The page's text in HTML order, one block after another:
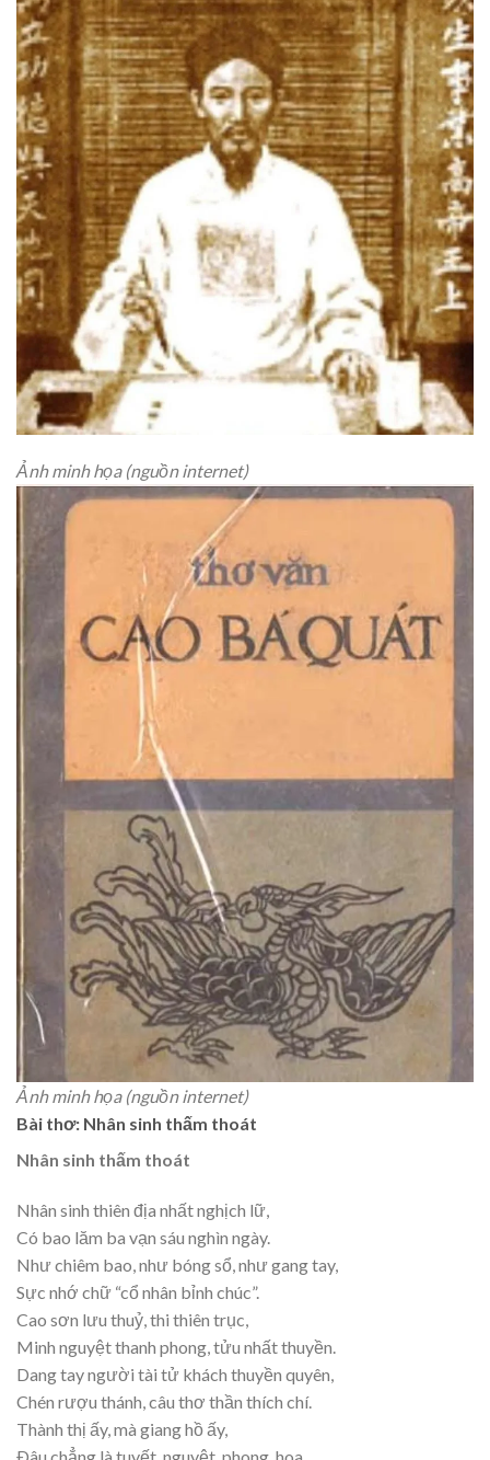
Ảnh minh họa (nguồn internet)
Ảnh minh họa (nguồn internet)
Bài thơ: Nhân sinh thấm thoát
Nhân sinh thấm thoát
Nhân sinh thiên địa nhất nghịch lữ,
Có bao lăm ba vạn sáu nghìn ngày.
Như chiêm bao, như bóng sổ, như gang tay,
Sực nhớ chữ “cổ nhân bỉnh chúc”.
Cao sơn lưu thuỷ, thi thiên trục,
Minh nguyệt thanh phong, tửu nhất thuyền.
Dang tay người tài tử khách thuyền quyên,
Chén rượu thánh, câu thơ thần thích chí.
Thành thị ấy, mà giang hồ ấy,
Ðâu chẳng là tuyết, nguyệt, phong, hoa.